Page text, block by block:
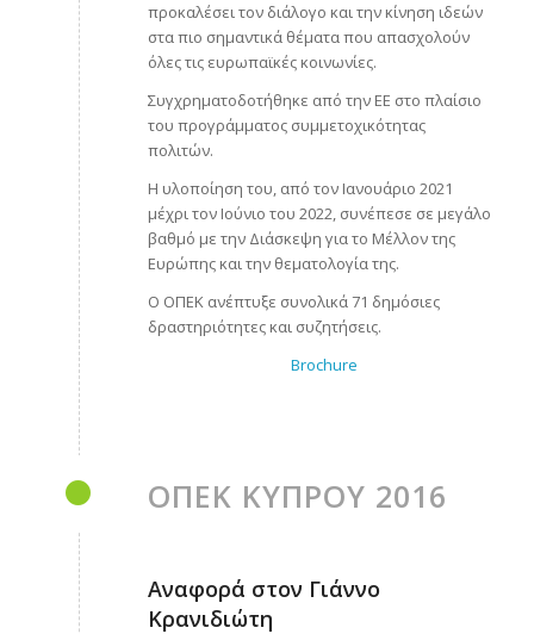
προκαλέσει τον διάλογο και την κίνηση ιδεών
στα πιο σημαντικά θέματα που απασχολούν
όλες τις ευρωπαϊκές κοινωνίες.
Συγχρηματοδοτήθηκε από την ΕΕ στο πλαίσιο
του προγράμματος συμμετοχικότητας
πολιτών.
Η υλοποίηση του, από τον Ιανουάριο 2021
μέχρι τον Ιούνιο του 2022, συνέπεσε σε μεγάλο
βαθμό με την Διάσκεψη για το Μέλλον της
Ευρώπης και την θεματολογία της.
Ο ΟΠΕΚ ανέπτυξε συνολικά 71 δημόσιες
δραστηριότητες και συζητήσεις.
Brochure
ΟΠΕΚ ΚΥΠΡΟΥ 2016
Αναφορά στον Γιάννο
Κρανιδιώτη